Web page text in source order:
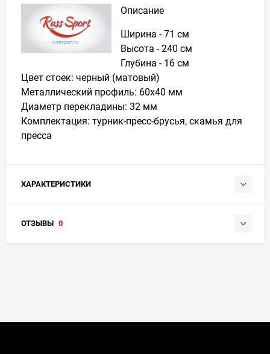
Описание
Ширина - 71 см
Высота - 240 см
Глубина - 16 см
Цвет стоек: черный (матовый)
Металлический профиль: 60х40 мм
Диаметр перекладины: 32 мм
Комплектация: турник-пресс-брусья, скамья для
пресса
ХАРАКТЕРИСТИКИ
ОТЗЫВЫ 0